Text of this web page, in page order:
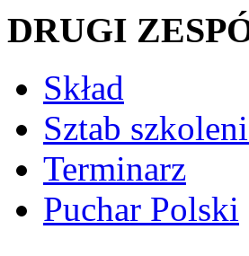
DRUGI
Skład
Sztab
Terminarz
Puchar Polski